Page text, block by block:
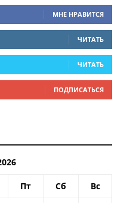
МНЕ НРАВИТСЯ
ЧИТАТЬ
ЧИТАТЬ
ПОДПИСАТЬСЯ
Пт Сб Вс